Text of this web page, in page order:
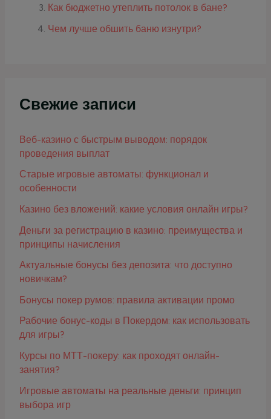
Как бюджетно утеплить потолок в бане?
Чем лучше обшить баню изнутри?
Свежие записи
Веб-казино с быстрым выводом: порядок
проведения выплат
Старые игровые автоматы: функционал и
особенности
Казино без вложений: какие условия онлайн игры?
Деньги за регистрацию в казино: преимущества и
принципы начисления
Актуальные бонусы без депозита: что доступно
новичкам?
Бонусы покер румов: правила активации промо
Рабочие бонус-коды в Покердом: как использовать
для игры?
Курсы по МТТ-покеру: как проходят онлайн-
занятия?
Игровые автоматы на реальные деньги: принцип
выбора игр